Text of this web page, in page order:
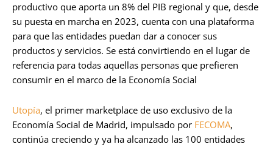
productivo que aporta un 8% del PIB regional y que, desde
su puesta en marcha en 2023, cuenta con una plataforma
para que las entidades puedan dar a conocer sus
productos y servicios. Se está convirtiendo en el lugar de
referencia para todas aquellas personas que prefieren
consumir en el marco de la Economía Social
Utopía, el primer marketplace de uso exclusivo de la
Economía Social de Madrid, impulsado por FECOMA,
continúa creciendo y ya ha alcanzado las 100 entidades